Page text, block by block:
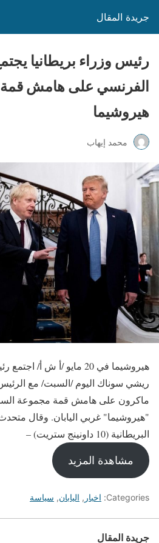
جريدة المقال
رئيس وزراء بريطانيا
الفرنسي على هامش
هيروشيما
محمد إيهاب
هيروشيما في 20 مايو /أ ش أ/
ريشي سوناك اليوم /السبت/ مع
ماكرون على هامش قمة مجموعة
"هيروشيما" غربي اليابان. وقال
البريطانية (10 داونينج ستريت) –
مشاهدة المزيد
Categories: اخبار , اليابان, سياسة
جريدة المقال